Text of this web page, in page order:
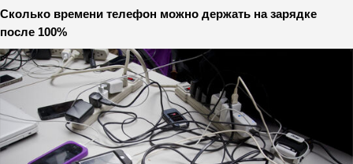
Сколько времени телефон можно держать на зарядке
после 100%